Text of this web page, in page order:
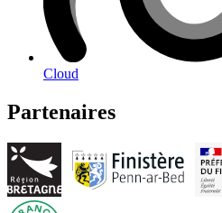
Cloud
Partenaires